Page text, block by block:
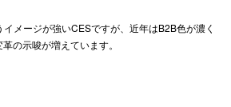
メージが強いCESですが、近年はB2B色が濃く
の示唆が増えています。